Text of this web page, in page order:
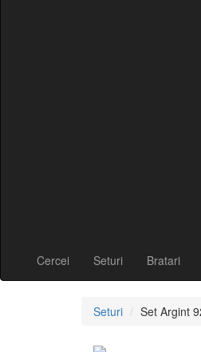
Cercei Seturi Bratari
Seturi Set Argint